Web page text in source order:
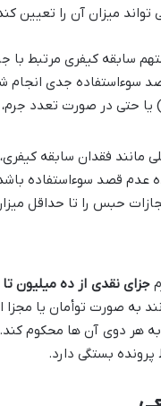
میزان آن را تعیین
سابقه کیفری مرتبط با
سوءاستفاده جدی
حتی در صورت تعدد جرم،
مانند فقدان سابقه
عدم قصد سوءاستفاده
مجازات حبس را تا حداقل
جزای نقدی از ده میلیون
به صورت توأمان یا
هر دوی آن ها محکوم
بستگی دارد.